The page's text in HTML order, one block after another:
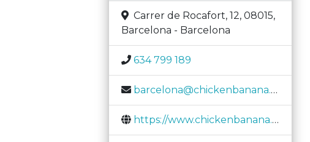
Carrer de Rocafort, 12, 08015,
Barcelona - Barcelona
634 799 189
barcelona@chickenbanana.com
https://www.chickenbanana.com/es